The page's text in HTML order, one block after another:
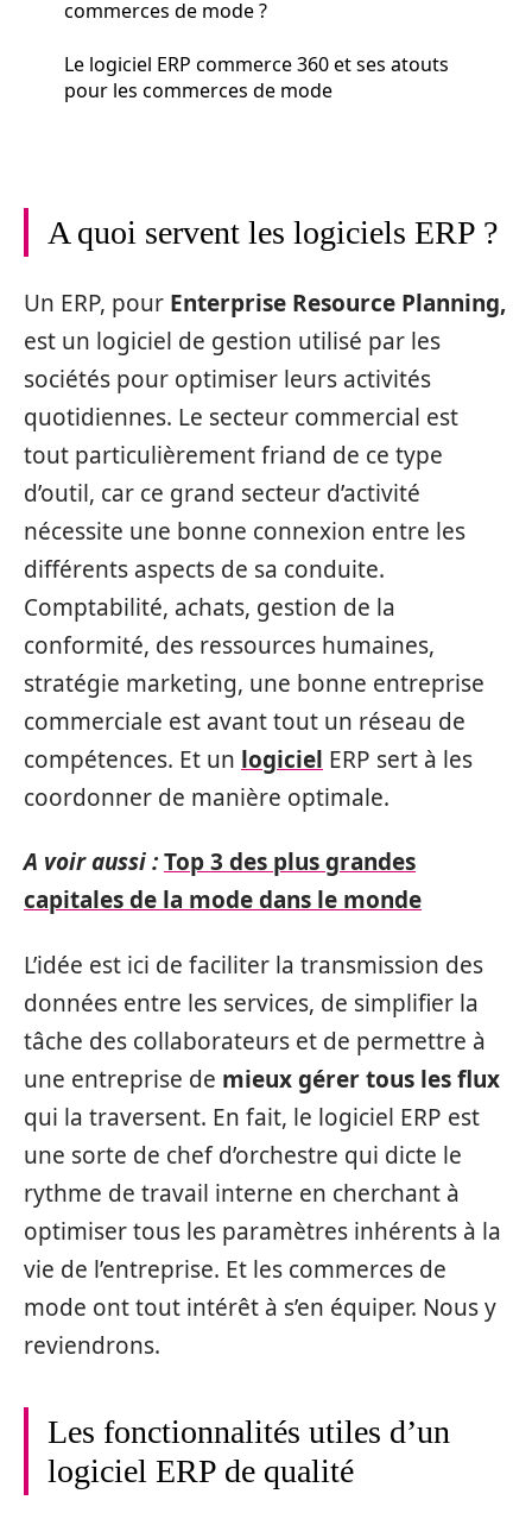
commerces de mode ?
Le logiciel ERP commerce 360 et ses atouts
pour les commerces de mode
A quoi servent les logiciels ERP ?
Un ERP, pour Enterprise Resource Planning,
est un logiciel de gestion utilisé par les
sociétés pour optimiser leurs activités
quotidiennes. Le secteur commercial est
tout particulièrement friand de ce type
d’outil, car ce grand secteur d’activité
nécessite une bonne connexion entre les
différents aspects de sa conduite.
Comptabilité, achats, gestion de la
conformité, des ressources humaines,
stratégie marketing, une bonne entreprise
commerciale est avant tout un réseau de
compétences. Et un logiciel ERP sert à les
coordonner de manière optimale.
A voir aussi :Top 3 des plus grandes
capitales de la mode dans le monde
L’idée est ici de faciliter la transmission des
données entre les services, de simplifier la
tâche des collaborateurs et de permettre à
une entreprise de mieux gérer tous les flux
qui la traversent. En fait, le logiciel ERP est
une sorte de chef d’orchestre qui dicte le
rythme de travail interne en cherchant à
optimiser tous les paramètres inhérents à la
vie de l’entreprise. Et les commerces de
mode ont tout intérêt à s’en équiper. Nous y
reviendrons.
Les fonctionnalités utiles d’un
logiciel ERP de qualité